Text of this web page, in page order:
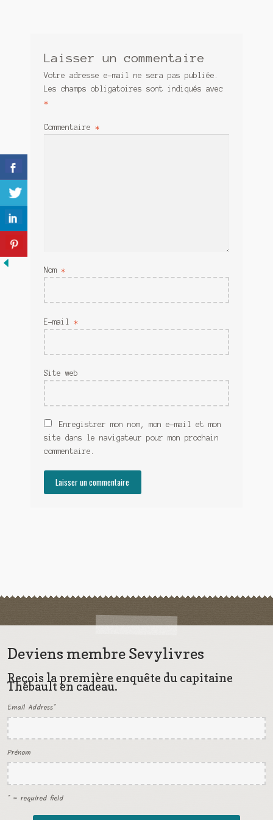
Mon admirateur de l’avent
Mon Compte
Sauver ou périr
Une baffe et ça repart
Laisser un commentaire
Votre adresse e-mail ne sera pas publiée.
Les champs obligatoires sont indiqués avec
*
Commentaire *
Nom *
E-mail *
Site web
Enregistrer mon nom, mon e-mail et mon
site dans le navigateur pour mon prochain
commentaire.
Deviens membre Sevylivres
Reçois la première enquête du capitaine
Thébault en cadeau.
Email Address*
Prénom
* = required field